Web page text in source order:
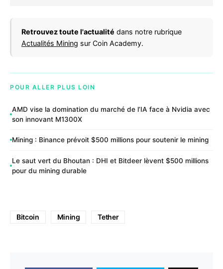
Retrouvez toute l'actualité dans notre rubrique
Actualités Mining sur Coin Academy.
POUR ALLER PLUS LOIN
AMD vise la domination du marché de l’IA face à Nvidia avec
son innovant M1300X
Mining : Binance prévoit $500 millions pour soutenir le mining
Le saut vert du Bhoutan : DHI et Bitdeer lèvent $500 millions
pour du mining durable
Bitcoin Mining Tether